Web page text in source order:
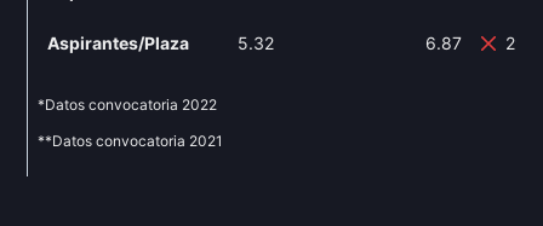
Aspirantes/Plaza 5.32 6.87
*Datos convocatoria 2022
**Datos convocatoria 2021